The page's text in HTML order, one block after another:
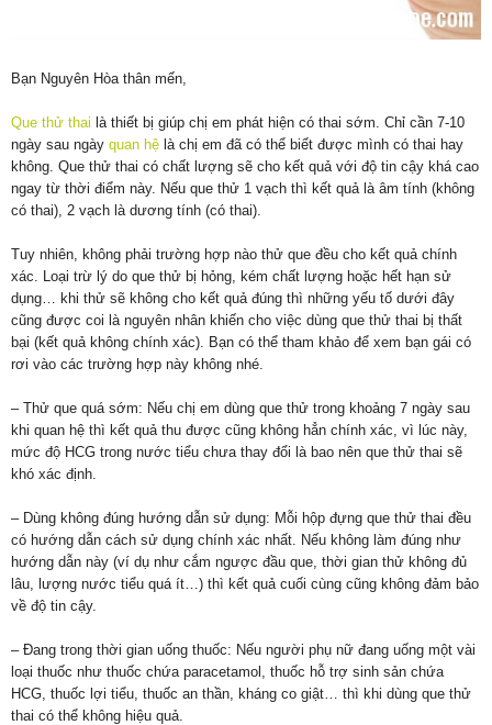
Bạn Nguyên Hòa thân mến,
Que thử thai là thiết bị giúp chị em phát hiện có thai sớm. Chỉ cần 7-10
ngày sau ngày quan hệ là chị em đã có thể biết được mình có thai hay
không. Que thử thai có chất lượng sẽ cho kết quả với độ tin cậy khá cao
ngay từ thời điểm này. Nếu que thử 1 vạch thì kết quả là âm tính (không
có thai), 2 vạch là dương tính (có thai).
Tuy nhiên, không phải trường hợp nào thử que đều cho kết quả chính
xác. Loại trừ lý do que thử bị hỏng, kém chất lượng hoặc hết hạn sử
dụng… khi thử sẽ không cho kết quả đúng thì những yếu tố dưới đây
cũng được coi là nguyên nhân khiến cho việc dùng que thử thai bị thất
bại (kết quả không chính xác). Bạn có thể tham khảo để xem bạn gái có
rơi vào các trường hợp này không nhé.
– Thử que quá sớm: Nếu chị em dùng que thử trong khoảng 7 ngày sau
khi quan hệ thì kết quả thu được cũng không hẳn chính xác, vì lúc này,
mức độ HCG trong nước tiểu chưa thay đổi là bao nên que thử thai sẽ
khó xác định.
– Dùng không đúng hướng dẫn sử dụng: Mỗi hộp đựng que thử thai đều
có hướng dẫn cách sử dụng chính xác nhất. Nếu không làm đúng như
hướng dẫn này (ví dụ như cắm ngược đầu que, thời gian thử không đủ
lâu, lượng nước tiểu quá ít…) thì kết quả cuối cùng cũng không đảm bảo
về độ tin cậy.
– Đang trong thời gian uống thuốc: Nếu người phụ nữ đang uống một vài
loại thuốc như thuốc chứa paracetamol, thuốc hỗ trợ sinh sản chứa
HCG, thuốc lợi tiểu, thuốc an thần, kháng co giật… thì khi dùng que thử
thai có thể không hiệu quả.